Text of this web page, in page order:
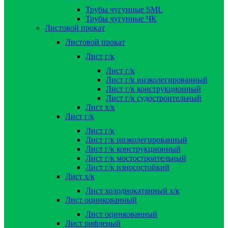
Трубы чугунные SML
Трубы чугунные ЧК
Листовой прокат
Листовой прокат
Лист г/к
Лист г/к
Лист г/к низколегированный
Лист г/к конструкционный
Лист г/к судостроительный
Лист х/к
Лист г/к
Лист г/к
Лист г/к низколегированный
Лист г/к конструкционный
Лист г/к мостостроительный
Лист г/к износостойкий
Лист х/к
Лист холоднокатанный х/к
Лист оцинкованный
Лист оцинкованный
Лист рифленый